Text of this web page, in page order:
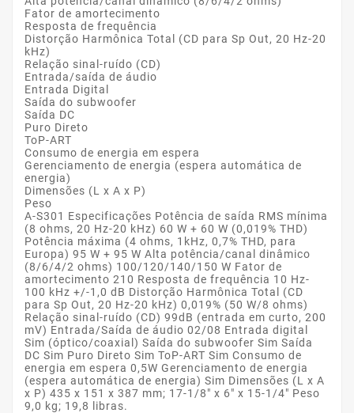
Fator de amortecimento
Resposta de frequência
Distorção Harmônica Total (CD para Sp Out, 20 Hz-20
kHz)
Relação sinal-ruído (CD)
Entrada/saída de áudio
Entrada Digital
Saída do subwoofer
Saída DC
Puro Direto
ToP-ART
Consumo de energia em espera
Gerenciamento de energia (espera automática de
energia)
Dimensões (L x A x P)
Peso
A-S301 Especificações Potência de saída RMS mínima
(8 ohms, 20 Hz-20 kHz) 60 W + 60 W (0,019% THD)
Potência máxima (4 ohms, 1kHz, 0,7% THD, para
Europa) 95 W + 95 W Alta potência/canal dinâmico
(8/6/4/2 ohms) 100/120/140/150 W Fator de
amortecimento 210 Resposta de frequência 10 Hz-
100 kHz +/-1,0 dB Distorção Harmônica Total (CD
para Sp Out, 20 Hz-20 kHz) 0,019% (50 W/8 ohms)
Relação sinal-ruído (CD) 99dB (entrada em curto, 200
mV) Entrada/Saída de áudio 02/08 Entrada digital
Sim (óptico/coaxial) Saída do subwoofer Sim Saída
DC Sim Puro Direto Sim ToP-ART Sim Consumo de
energia em espera 0,5W Gerenciamento de energia
(espera automática de energia) Sim Dimensões (L x A
x P) 435 x 151 x 387 mm; 17-1/8" x 6" x 15-1/4" Peso
9,0 kg; 19,8 libras.